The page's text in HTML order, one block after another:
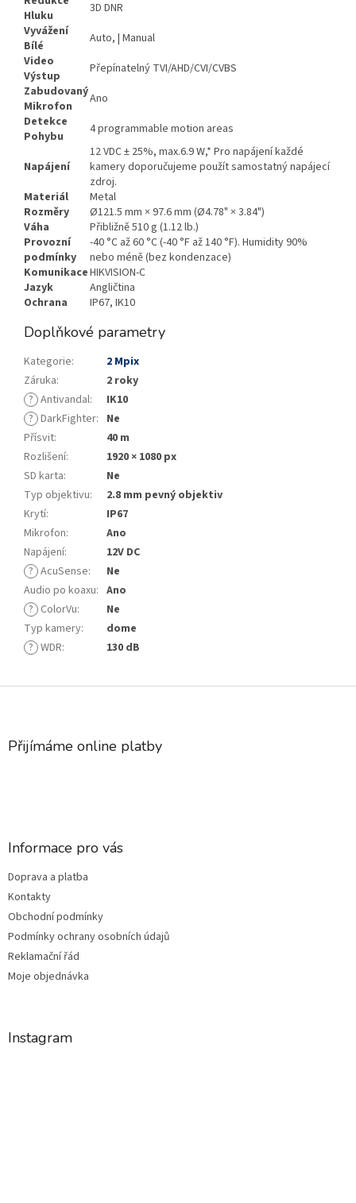
Hluku
3D DNR
Vyvážení
Bílé
Auto, | Manual
Video
Výstup
Přepínatelný TVI/AHD/CVI/CVBS
Zabudovaný
Mikrofon
Ano
Detekce
Pohybu
4 programmable motion areas
Napájení
12 VDC ± 25%, max.6.9 W,* Pro napájení každé
kamery doporučujeme použít samostatný napájecí
zdroj.
Materiál
Metal
Rozměry
Ø121.5 mm × 97.6 mm (Ø4.78" × 3.84")
Váha
Přibližně 510 g (1.12 lb.)
Provozní
podmínky
-40 °C až 60 °C (-40 °F až 140 °F). Humidity 90%
nebo méně (bez kondenzace)
KomunikaceHIKVISION-C
Jazyk
Angličtina
Ochrana
IP67, IK10
Doplňkové parametry
Kategorie:
2 Mpix
Záruka:
2 roky
? Antivandal:
IK10
? DarkFighter: Ne
Přísvit:
40 m
Rozlišení:
1920 × 1080 px
SD karta:
Ne
Typ objektivu:
2.8 mm pevný objektiv
Krytí:
IP67
Mikrofon:
Ano
Napájení:
12V DC
? AcuSense:
Ne
Audio po koaxu: Ano
? ColorVu:
Ne
Typ kamery:
dome
? WDR: 130 dB
Z
Přijímáme online platby
Informace pro vás
Doprava a platba
Kontakty
Obchodní podmínky
Podmínky ochrany osobních údajů
Reklamační řád
Moje objednávka
Instagram